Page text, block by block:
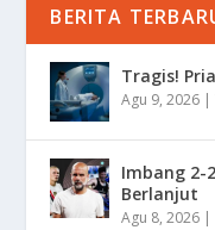
BERITA
Tragis!
Agu 9, 2026 |
Imbang 2-
Berlanjut
Agu 8, 2026 |